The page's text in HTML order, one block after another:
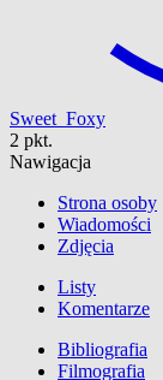
Sweet_Foxy
2 pkt.
Nawigacja
Strona osoby
Wiadomości
Zdjęcia
Listy
Komentarze
Bibliografia
Filmografia